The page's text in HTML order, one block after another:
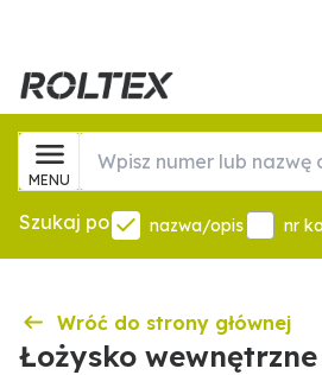
MENU
Szukaj po nazwa/opis nr
Wróć do strony głównej
Łożysko